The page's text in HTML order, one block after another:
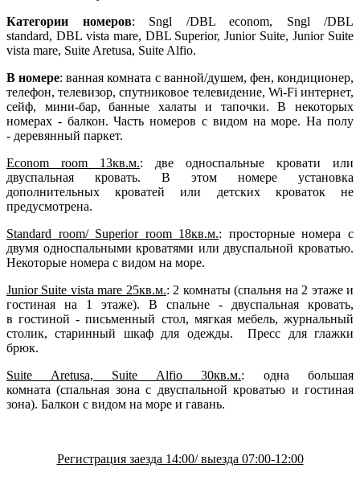
Категории номеров: Sngl /DBL econom, Sngl /DBL
standard, DBL vista mare, DBL Superior, Junior Suite, Junior Suite
vista mare, Suite Aretusa, Suite Alfio.
В номере: ванная комната с ванной/душем, фен, кондиционер,
телефон, телевизор, спутниковое телевидение, Wi-Fi интернет,
сейф, мини-бар, банные халаты и тапочки. В некоторых
номерах - балкон. Часть номеров с видом на море. На полу
- деревянный паркет.
Econom room 13кв.м.: две односпальные кровати или
двуспальная кровать. В этом номере установка
дополнительных кроватей или детских кроваток не
предусмотрена.
Standard room/ Superior room 18кв.м.: просторные номера c
двумя односпальными кроватями или двуспальной кроватью.
Некоторые номера с видом на море.
Junior Suite vista mare 25кв.м.: 2 комнаты (спальня на 2 этаже и
гостиная на 1 этаже). В спальне - двуспальная кровать,
в гостиной - письменный стол, мягкая мебель, журнальный
столик, старинный шкаф для одежды. Пресс для глажки
брюк.
Suite Aretusa, Suite Alfio 30кв.м.: одна большая
комната (спальная зона с двуспальной кроватью и гостиная
зона). Балкон с видом на море и гавань.
Регистрация заезда 14:00/ выезда 07:00-12:00